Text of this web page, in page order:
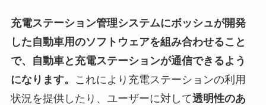
充電ステーション管理システムにボッシュが開発
した自動車用のソフトウェアを組み合わせること
で、自動車と充電ステーションが通信できるよう
になります。
これにより充電ステーションの利用
状況を提供したり、ユーザーに対して透明性のあ